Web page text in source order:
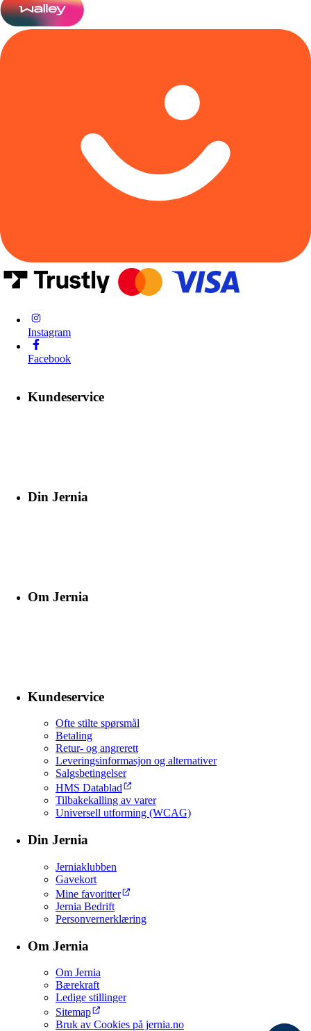
Instagram
Facebook
Kundeservice
Din Jernia
Om Jernia
Kundeservice
Ofte stilte spørsmål
Betaling
Retur- og angrerett
Leveringsinformasjon og alternativer
Salgsbetingelser
HMS Datablad
Tilbakekalling av varer
Universell utforming (WCAG)
Din Jernia
Jerniaklubben
Gavekort
Mine favoritter
Jernia Bedrift
Personvernerklæring
Om Jernia
Om Jernia
Bærekraft
Ledige stillinger
Sitemap
Bruk av Cookies på jernia.no